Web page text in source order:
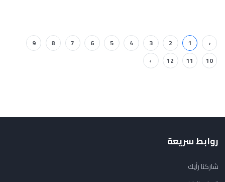
‹
1
2
3
4
5
6
7
8
9
10
11
12
›
روابط سريعة
شاركنا رأيك